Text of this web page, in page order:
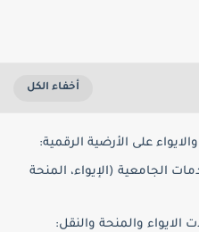
على الأرضية الرقمية:
(الإيواء، المنحة
والمنحة والنقل: